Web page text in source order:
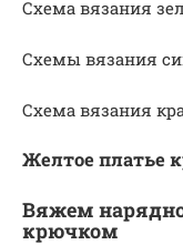
Схема вязания
Схемы вязания
Схема вязания
Желтое платье
Вяжем
крючком